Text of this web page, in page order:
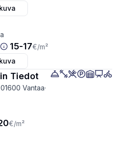
15-17€/m²
Tiedot
Vantaa·
€/m²